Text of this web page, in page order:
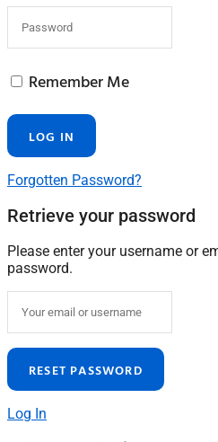
Remember Me
Forgotten Password?
Retrieve your password
Please enter your username or
password.
Log In